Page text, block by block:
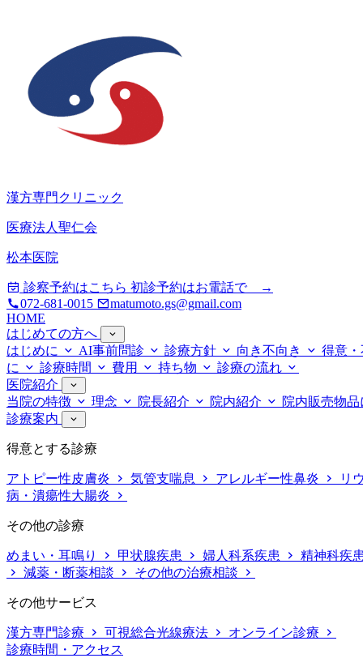
漢方専門クリニック
医療法人聖仁会
松本医院
診察予約はこちら 初診予約はお電話で →
072-681-0015
matumoto.gs@gmail.com
HOME
はじめての方へ
はじめに
AI事前問診 診療方針 向き不向き
得意
に
診療時間 費用 持ち物
診療の流れ
医院紹介
当院の特徴
理念 院長紹介 院内紹介
院内販売物
診療案内
得意とする診療
アトピー性皮膚炎 気管支喘息 アレルギー性鼻炎
リ
病・潰瘍性大腸炎
その他の診療
めまい・耳鳴り 甲状腺疾患 婦人科系疾患
精神科疾
減薬・断薬相談
その他の治療相談
その他サービス
漢方専門診療 可視総合光線療法
オンライン診療
診療時間・アクセス